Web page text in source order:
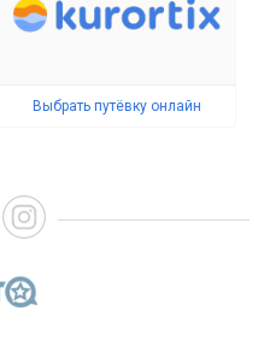
Выбрать путёвку онлайн